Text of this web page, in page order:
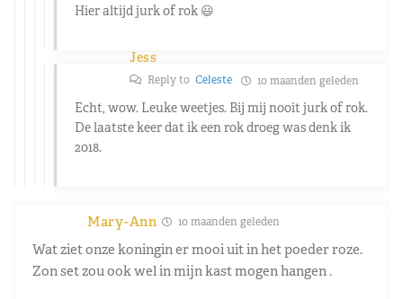
Hier altijd jurk of rok 😃
Jess
Reply to Celeste 10 maanden geleden
Echt, wow. Leuke weetjes. Bij mij nooit jurk of rok.
De laatste keer dat ik een rok droeg was denk ik
2018.
Mary-Ann 10 maanden geleden
Wat ziet onze koningin er mooi uit in het poeder roze.
Zon set zou ook wel in mijn kast mogen hangen .